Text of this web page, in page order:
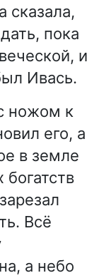
сказала,
пока
и
Ивась.
ножом к
его, а
в земле
Всё
а небо